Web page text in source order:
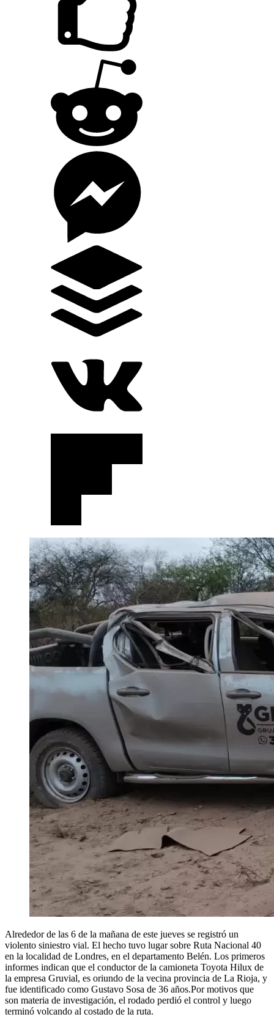
Alrededor de las 6 de la mañana de este jueves se registró un
violento siniestro vial. El hecho tuvo lugar sobre Ruta Nacional 40
en la localidad de Londres, en el departamento Belén. Los primeros
informes indican que el conductor de la camioneta Toyota Hilux de
la empresa Gruvial, es oriundo de la vecina provincia de La Rioja, y
fue identificado como Gustavo Sosa de 36 años.Por motivos que
son materia de investigación, el rodado perdió el control y luego
terminó volcando al costado de la ruta.